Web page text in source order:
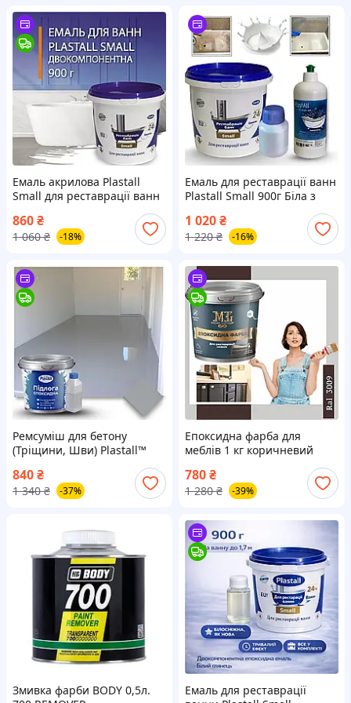
Емаль акрилова Plastall
Small для реставрації ванн
860₴
1 060 ₴ -18%
Емаль для реставрації ванн
Plastall Small 900г Біла з
миючим засобом Пластол
Kings
1 020₴
1 220 ₴ -16%
Ремсуміш для бетону
(Тріщини, Шви) Plastall™
компаунд | 1 кг
840₴
1 340 ₴ -37%
Епоксидна фарба для
меблів 1 кг коричневий
780₴
1 280 ₴ -39%
Змивка фарби BODY 0,5л.
Емаль для реставрації